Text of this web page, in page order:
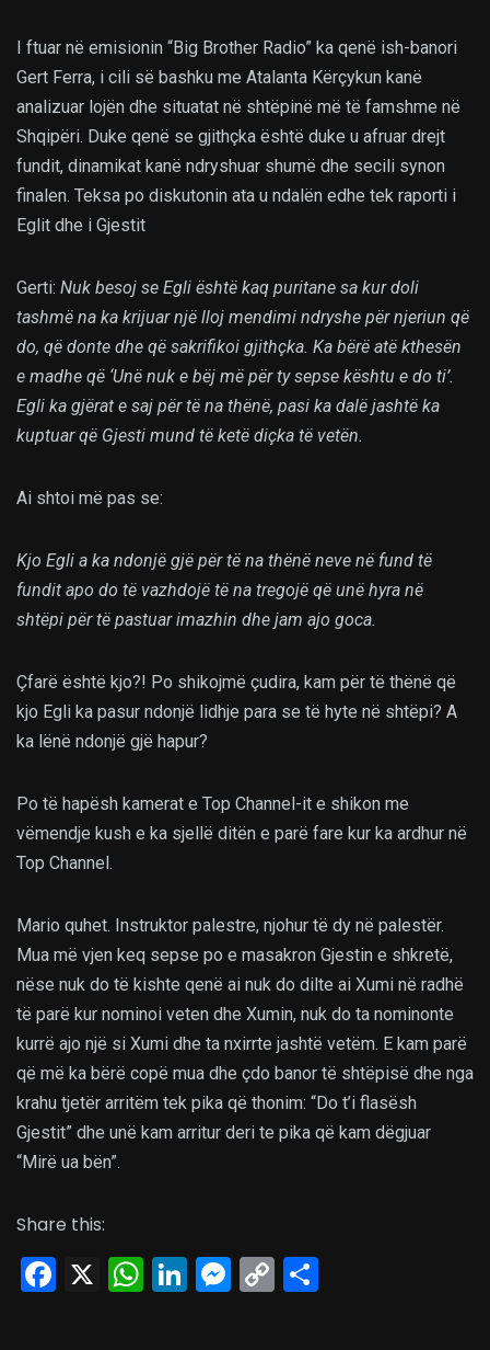
I ftuar në emisionin “Big Brother Radio” ka qenë ish-banori
Gert Ferra, i cili së bashku me Atalanta Kërçykun kanë
analizuar lojën dhe situatat në shtëpinë më të famshme në
Shqipëri. Duke qenë se gjithçka është duke u afruar drejt
fundit, dinamikat kanë ndryshuar shumë dhe secili synon
finalen. Teksa po diskutonin ata u ndalën edhe tek raporti i
Eglit dhe i Gjestit
Gerti: Nuk besoj se Egli është kaq puritane sa kur doli
tashmë na ka krijuar një lloj mendimi ndryshe për njeriun që
do, që donte dhe që sakrifikoi gjithçka. Ka bërë atë kthesën
e madhe që ‘Unë nuk e bëj më për ty sepse kështu e do ti’.
Egli ka gjërat e saj për të na thënë, pasi ka dalë jashtë ka
kuptuar që Gjesti mund të ketë diçka të vetën.
Ai shtoi më pas se:
Kjo Egli a ka ndonjë gjë për të na thënë neve në fund të
fundit apo do të vazhdojë të na tregojë që unë hyra në
shtëpi për të pastuar imazhin dhe jam ajo goca.
Çfarë është kjo?! Po shikojmë çudira, kam për të thënë që
kjo Egli ka pasur ndonjë lidhje para se të hyte në shtëpi? A
ka lënë ndonjë gjë hapur?
Po të hapësh kamerat e Top Channel-it e shikon me
vëmendje kush e ka sjellë ditën e parë fare kur ka ardhur në
Top Channel.
Mario quhet. Instruktor palestre, njohur të dy në palestër.
Mua më vjen keq sepse po e masakron Gjestin e shkretë,
nëse nuk do të kishte qenë ai nuk do dilte ai Xumi në radhë
të parë kur nominoi veten dhe Xumin, nuk do ta nominonte
kurrë ajo një si Xumi dhe ta nxirrte jashtë vetëm. E kam parë
që më ka bërë copë mua dhe çdo banor të shtëpisë dhe nga
krahu tjetër arritëm tek pika që thonim: “Do t’i flasësh
Gjestit” dhe unë kam arritur deri te pika që kam dëgjuar
“Mirë ua bën”.
Share this:
Facebook
X WhatsApp
LinkedIn
Messenger
Copy
Link